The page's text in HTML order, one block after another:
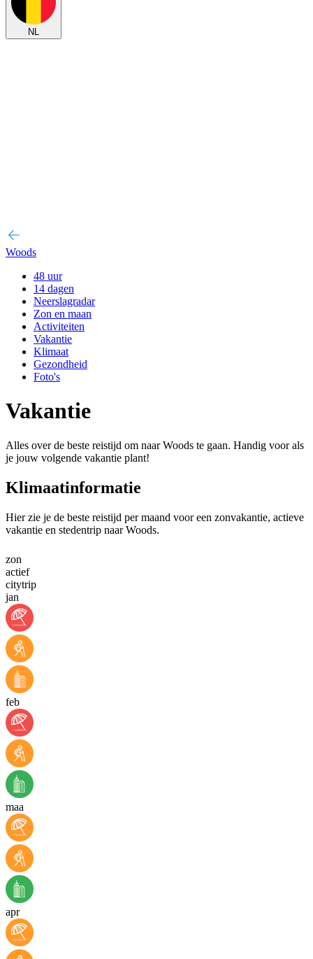
NL
Woods
48 uur
14 dagen
Neerslagradar
Zon en maan
Activiteiten
Vakantie
Klimaat
Gezondheid
Foto's
Vakantie
Alles over de beste reistijd om naar Woods te gaan. Handig voor als
je jouw volgende vakantie plant!
Klimaatinformatie
Hier zie je de beste reistijd per maand voor een zonvakantie, actieve
vakantie en stedentrip naar Woods.
zon
actief
citytrip
jan
feb
maa
apr